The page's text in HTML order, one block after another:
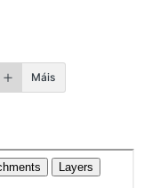
Máis